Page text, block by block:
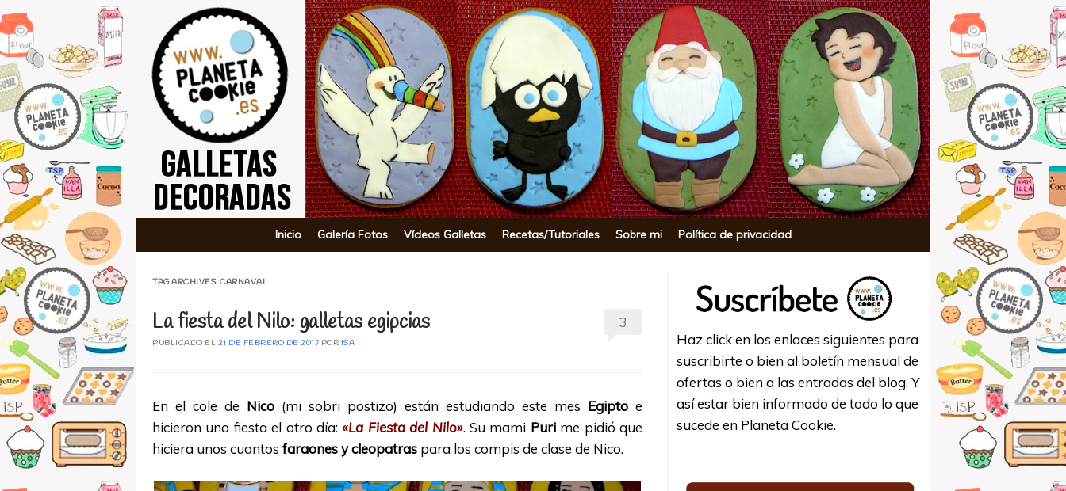
Planeta Cookie
Inicio Galería Fotos Vídeos Galletas Recetas/Tutoriales Sobre mi Política de privacidad
TAG ARCHIVES: CARNAVAL
La fiesta del Nilo: galletas egipcias
PUBLICADO EL 21 DE FEBRERO DE 2017 POR ISA
3
En el cole de Nico (mi sobri postizo) están estudiando este mes Egipto e
hicieron una fiesta el otro día:«La Fiesta del Nilo». Su mami Purime pidió que
hiciera unos cuantos faraones y cleopatras para los compis de clase de Nico.
Haz click en los enlaces siguientes para
suscribirte o bien al boletín mensual de
ofertas o bien a las entradas del blog. Y
así estar bien informado de todo lo que
sucede en Planeta Cookie.